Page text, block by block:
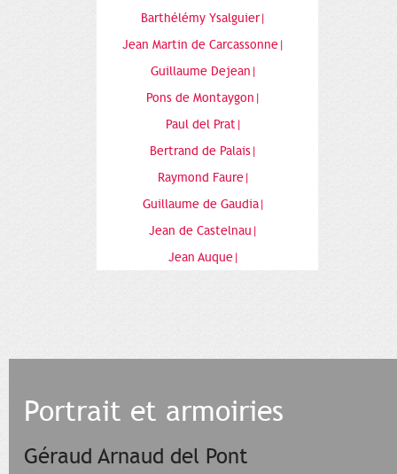
Barthélémy Ysalguier|
Jean Martin de Carcassonne|
Guillaume Dejean|
Pons de Montaygon|
Paul del Prat|
Bertrand de Palais|
Raymond Faure|
Guillaume de Gaudia|
Jean de Castelnau|
Jean Auque|
Portrait et armoiries
Géraud Arnaud del Pont